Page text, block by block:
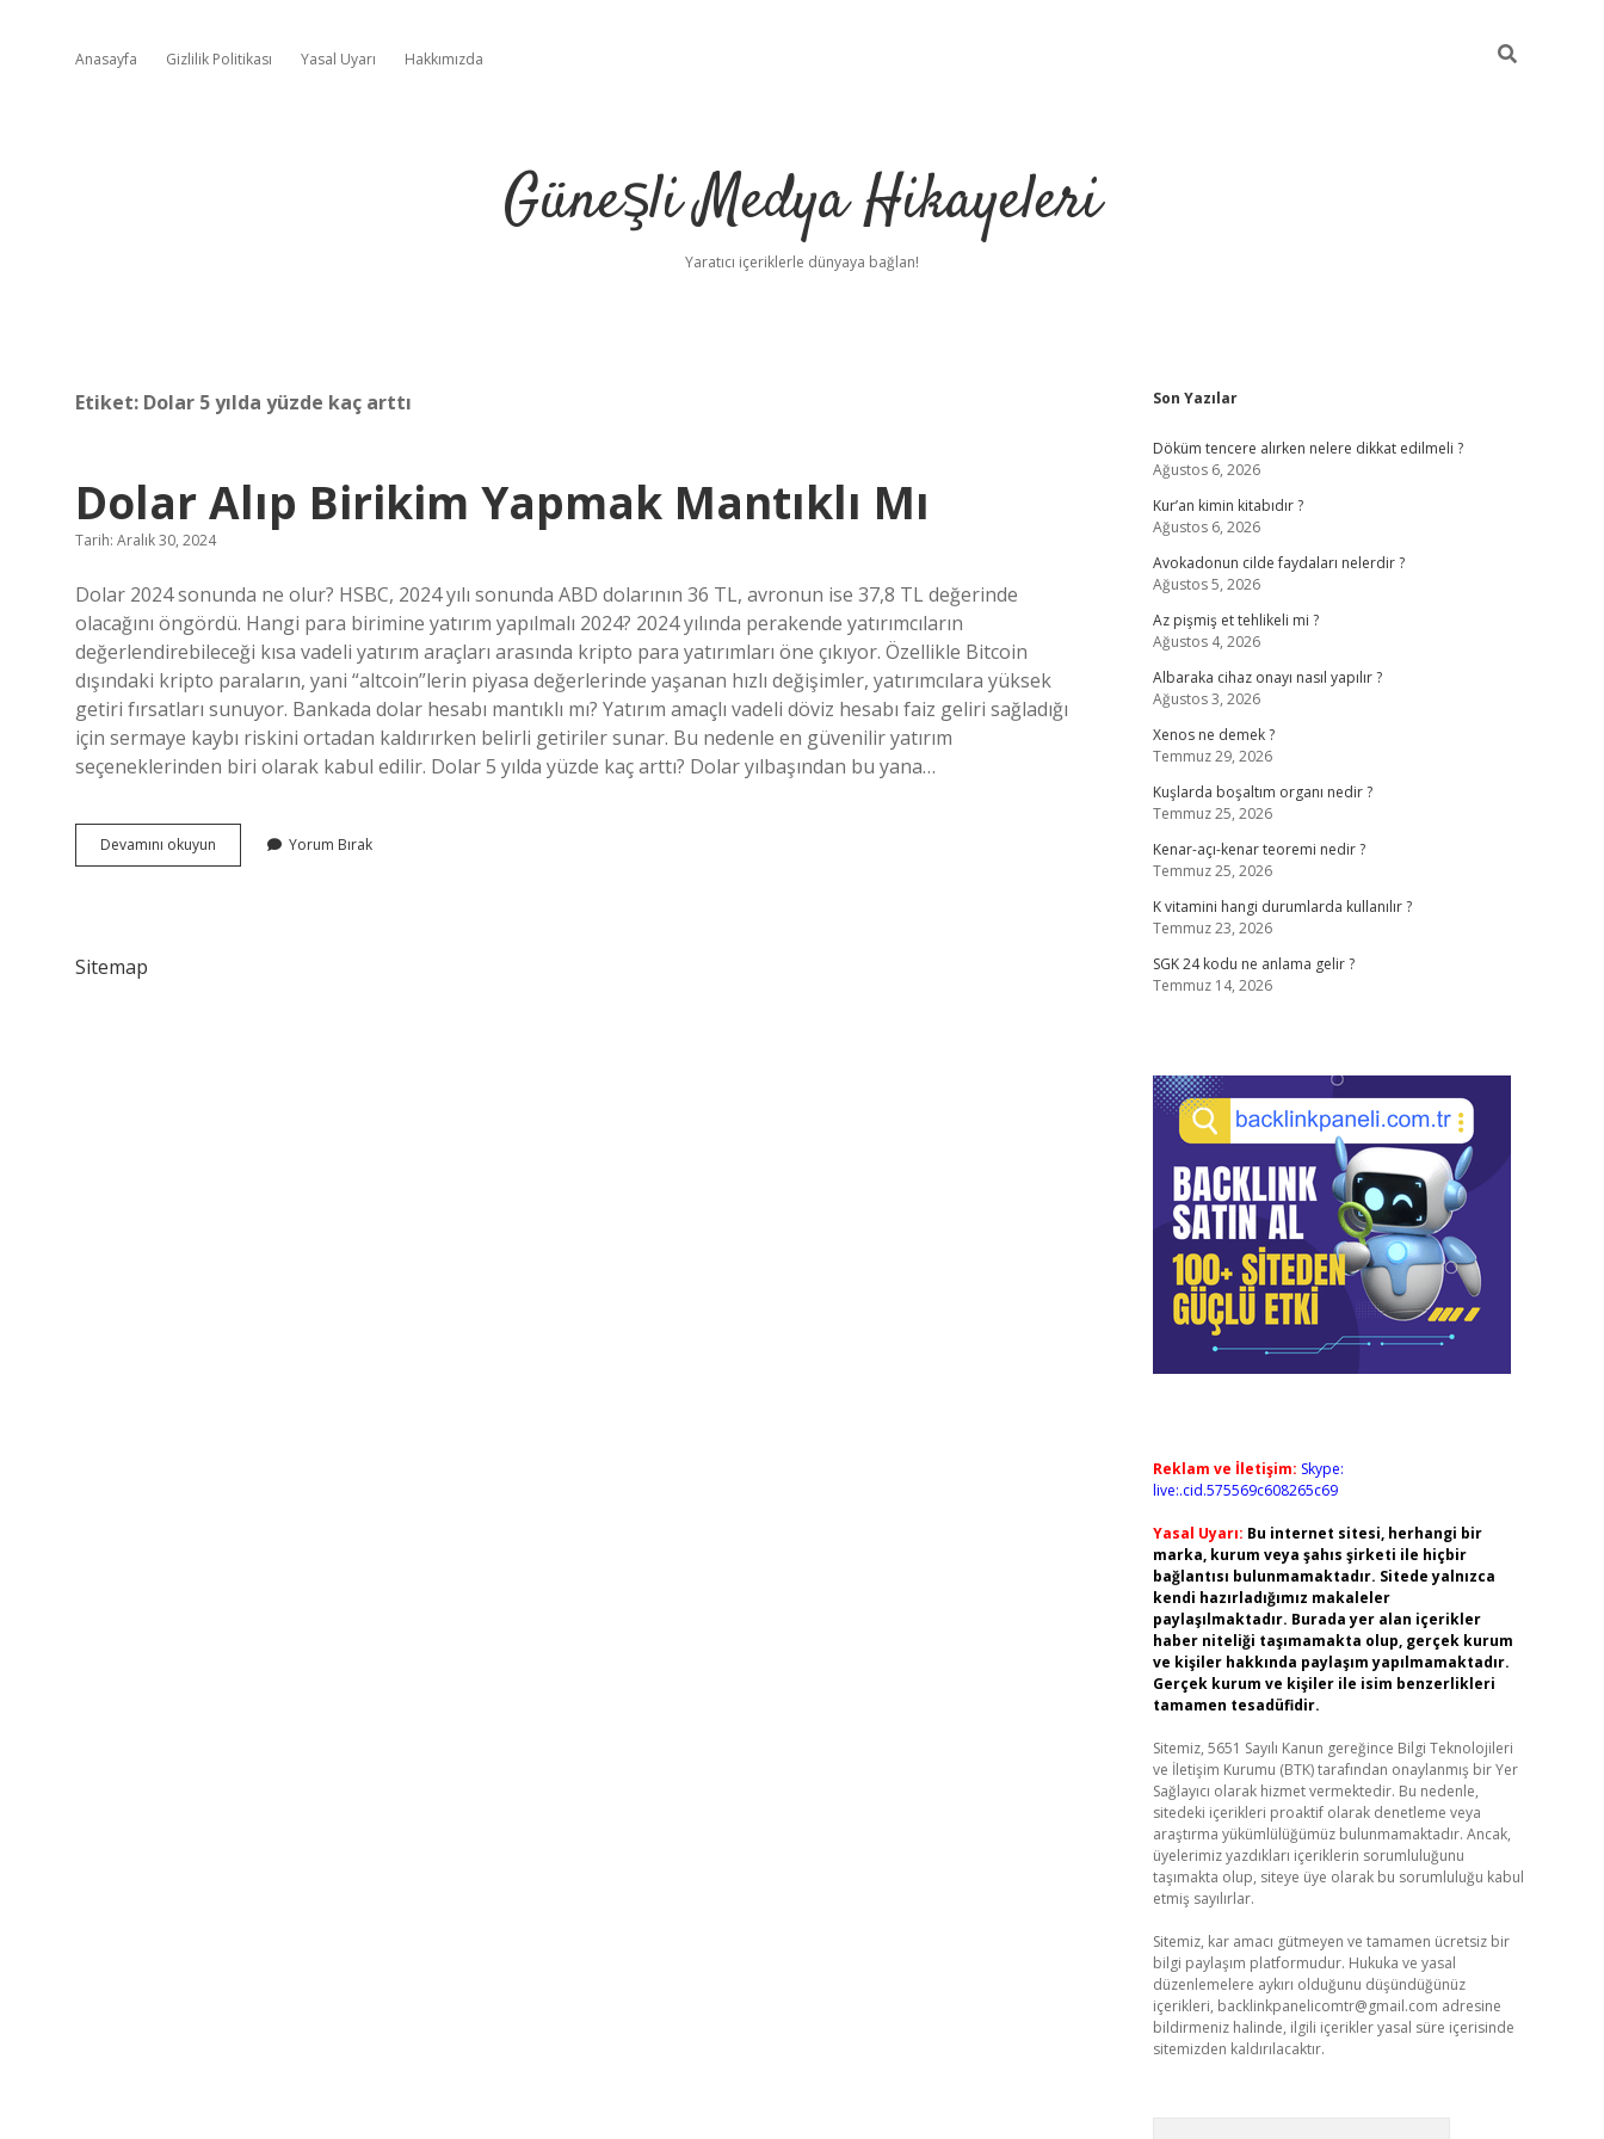
Anasayfa Gizlilik Politikası Yasal Uyarı Hakkımızda
Güneşli Medya Hikayeleri
Yaratıcı içeriklerle dünyaya bağlan!
Etiket: Dolar 5 yılda yüzde kaç arttı
Dolar Alıp Birikim Yapmak Mantıklı Mı
Tarih: Aralık 30, 2024
Dolar 2024 sonunda ne olur? HSBC, 2024 yılı sonunda ABD dolarının 36 TL, avronun ise 37,8 TL değerinde
olacağını öngördü. Hangi para birimine yatırım yapılmalı 2024? 2024 yılında perakende yatırımcıların
değerlendirebileceği kısa vadeli yatırım araçları arasında kripto para yatırımları öne çıkıyor. Özellikle Bitcoin
dışındaki kripto paraların, yani “altcoin”lerin piyasa değerlerinde yaşanan hızlı değişimler, yatırımcılara yüksek
getiri fırsatları sunuyor. Bankada dolar hesabı mantıklı mı? Yatırım amaçlı vadeli döviz hesabı faiz geliri sağladığı
için sermaye kaybı riskini ortadan kaldırırken belirli getiriler sunar. Bu nedenle en güvenilir yatırım
seçeneklerinden biri olarak kabul edilir. Dolar 5 yılda yüzde kaç arttı? Dolar yılbaşından bu yana…
Devamını okuyun
Alıp
Yorum Bırak
Sitemap
Sidebar
Son Yazılar
Döküm tencere alırken nelere dikkat edilmeli ?
Ağustos 6, 2026
Kur’an kimin kitabıdır ?
Ağustos 6, 2026
Avokadonun cilde faydaları nelerdir ?
Ağustos 5, 2026
Az pişmiş et tehlikeli mi ?
Ağustos 4, 2026
Albaraka cihaz onayı nasıl yapılır ?
Ağustos 3, 2026
Xenos ne demek ?
Temmuz 29, 2026
Kuşlarda boşaltım organı nedir ?
Temmuz 25, 2026
Kenar-açı-kenar teoremi nedir ?
Temmuz 25, 2026
K vitamini hangi durumlarda kullanılır ?
Temmuz 23, 2026
SGK 24 kodu ne anlama gelir ?
Temmuz 14, 2026
Reklam ve İletişim: Skype:
live:.cid.575569c608265c69
Yasal Uyarı: Bu internet sitesi, herhangi bir
marka, kurum veya şahıs şirketi ile hiçbir
bağlantısı bulunmamaktadır. Sitede yalnızca
kendi hazırladığımız makaleler
paylaşılmaktadır. Burada yer alan içerikler
haber niteliği taşımamakta olup, gerçek kurum
ve kişiler hakkında paylaşım yapılmamaktadır.
Gerçek kurum ve kişiler ile isim benzerlikleri
tamamen tesadüfidir.
Sitemiz, 5651 Sayılı Kanun gereğince Bilgi Teknolojileri
ve İletişim Kurumu (BTK) tarafından onaylanmış bir Yer
Sağlayıcı olarak hizmet vermektedir. Bu nedenle,
sitedeki içerikleri proaktif olarak denetleme veya
araştırma yükümlülüğümüz bulunmamaktadır. Ancak,
üyelerimiz yazdıkları içeriklerin sorumluluğunu
taşımakta olup, siteye üye olarak bu sorumluluğu kabul
etmiş sayılırlar.
Sitemiz, kar amacı gütmeyen ve tamamen ücretsiz bir
bilgi paylaşım platformudur. Hukuka ve yasal
düzenlemelere aykırı olduğunu düşündüğünüz
içerikleri, backlinkpanelicomtr@gmail.com adresine
bildirmeniz halinde, ilgili içerikler yasal süre içerisinde
sitemizden kaldırılacaktır.